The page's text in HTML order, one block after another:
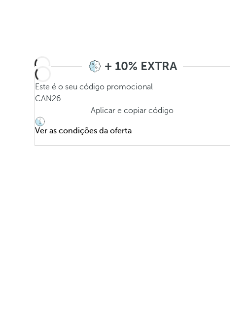
+ 10% EXTRA
Este é o seu código promocional
CAN26
Aplicar e copiar código
Ver as condições da oferta